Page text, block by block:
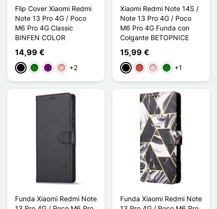
Flip Cover Xiaomi Redmi
Note 13 Pro 4G / Poco
M6 Pro 4G Classic
BINFEN COLOR
14,99 €
NegroVerdePúrpuraOro rosa
+2
Xiaomi Redmi Note 14S /
Note 13 Pro 4G / Poco
M6 Pro 4G Funda con
Colgante BETOPNICE
15,99 €
NegroRojoRosaVerde
+1
Funda Xiaomi Redmi Note
Funda Xiaomi Redmi Note